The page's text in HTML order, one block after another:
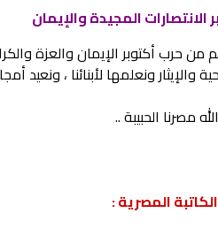
الانتصارات المجيدة والإيمان
من حرب أكتوبر الإيمان والعزة
والإيثار ونعلمها لأبنائنا ، ونعيد
مصرنا الحبيبة ..
المصرية :